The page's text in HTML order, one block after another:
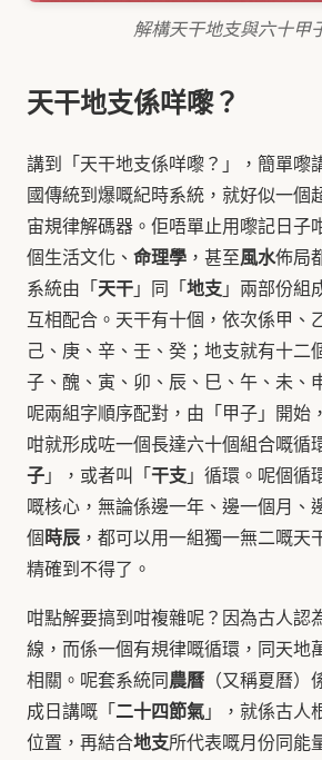
解構天干地支與六十甲
天干地支係咩嚟？
講到「天干地支係咩嚟？」，簡單嚟
國傳統到爆嘅紀時系統，就好似一個
宙規律解碼器。佢唔單止用嚟記日子
個生活文化、 命理學 ，甚至風水佈局
系統由「天干」同「地支」兩部份組
互相配合。天干有十個，依次係甲、
己、庚、辛、壬、癸；地支就有十二
子、醜、寅、卯、辰、巳、午、未、
呢兩組字順序配對，由「甲子」開始
咁就形成咗一個長達六十個組合嘅循
子」，或者叫「干支」循環。呢個循
嘅核心，無論係邊一年、邊一個月、
個時辰 ，都可以用一組獨一無二嘅天
精確到不得了。
咁點解要搞到咁複雜呢？因為古人認
線，而係一個有規律嘅循環，同天地
相關。呢套系統同農曆 （又稱夏曆
成日講嘅「二十四節氣」，就係古人
位置，再結合地支所代表嘅月份同能